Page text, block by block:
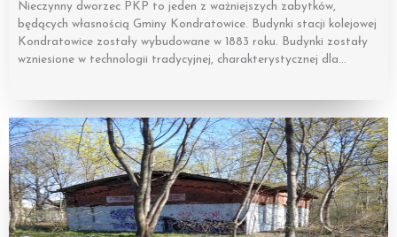
Nieczynny dworzec PKP to jeden z ważniejszych zabytków,
będących własnością Gminy Kondratowice. Budynki stacji kolejowej
Kondratowice zostały wybudowane w 1883 roku. Budynki zostały
wzniesione w technologii tradycyjnej, charakterystycznej dla…